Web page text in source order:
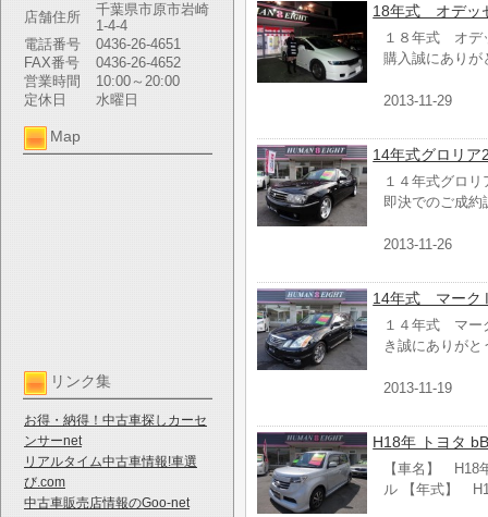
店舗住所
千葉県市原市岩崎
1-4-4
電話番号
0436-26-4651
FAX番号
0436-26-4652
営業時間
10:00～20:00
定休日
水曜日
Map
リンク集
お得・納得！中古車探しカーセ
ンサーnet
リアルタイム中古車情報!車選
び.com
中古車販売店情報のGoo-net
18年式 オデッ
１８年式 オデ
購入誠にありが
2013-11-29
14年式グロリ
１４年式グロ
即決でのご成
2013-11-26
14年式 マーク
１４年式 マー
き誠にありが
2013-11-19
H18年 トヨタ
【車名】 H18
ル 【年式】